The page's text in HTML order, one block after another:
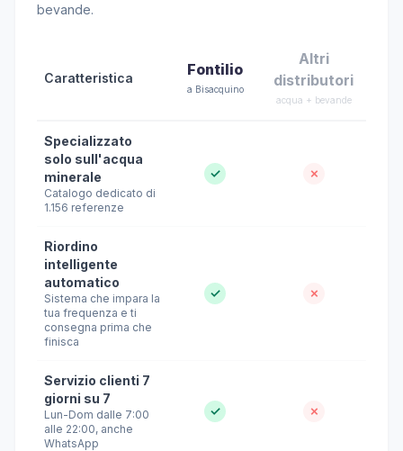
bevande.
Caratteristica Fontilio
a Bisacquino
Altri
distributori
acqua + bevande
Specializzato
solo sull'acqua
minerale
Catalogo dedicato di
1.156 referenze
✓ ✗
Riordino
intelligente
automatico
Sistema che impara la
tua frequenza e ti
consegna prima che
finisca
✓ ✗
Servizio clienti 7
giorni su 7
Lun-Dom dalle 7:00
alle 22:00, anche
WhatsApp
✓ ✗